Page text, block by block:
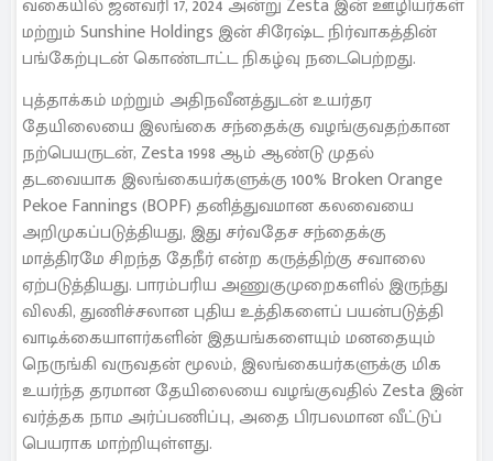
வகையில் ஜனவரி 17, 2024 அன்று Zesta இன் ஊழியர்கள்
மற்றும் Sunshine Holdings இன் சிரேஷ்ட நிர்வாகத்தின்
பங்கேற்புடன் கொண்டாட்ட நிகழ்வு நடைபெற்றது.
புத்தாக்கம் மற்றும் அதிநவீனத்துடன் உயர்தர
தேயிலையை இலங்கை சந்தைக்கு வழங்குவதற்கான
நற்பெயருடன், Zesta 1998 ஆம் ஆண்டு முதல்
தடவையாக இலங்கையர்களுக்கு 100% Broken Orange
Pekoe Fannings (BOPF) தனித்துவமான கலவையை
அறிமுகப்படுத்தியது, இது சர்வதேச சந்தைக்கு
மாத்திரமே சிறந்த தேநீர் என்ற கருத்திற்கு சவாலை
ஏற்படுத்தியது. பாரம்பரிய அணுகுமுறைகளில் இருந்து
விலகி, துணிச்சலான புதிய உத்திகளைப் பயன்படுத்தி
வாடிக்கையாளர்களின் இதயங்களையும் மனதையும்
நெருங்கி வருவதன் மூலம், இலங்கையர்களுக்கு மிக
உயர்ந்த தரமான தேயிலையை வழங்குவதில் Zesta இன்
வர்த்தக நாம அர்ப்பணிப்பு, அதை பிரபலமான வீட்டுப்
பெயராக மாற்றியுள்ளது.